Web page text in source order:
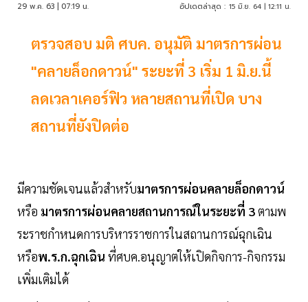
29 พ.ค. 63 | 07:19 น. อัปเดตล่าสุด : 15 มิ.ย. 64 | 12:11 น.
ตรวจสอบ มติ ศบค. อนุมัติ มาตรการผ่อน
"คลายล็อกดาวน์" ระยะที่ 3 เริ่ม 1 มิ.ย.นี้
ลดเวลาเคอร์ฟิว หลายสถานที่เปิด บาง
สถานที่ยังปิดต่อ
มีความชัดเจนแล้วสำหรับมาตรการผ่อนคลายล็อกดาวน์
หรือ มาตรการผ่อนคลายสถานการณ์ในระยะที่ 3ตามพ
ระราชกำหนดการบริหารราชการในสถานการณ์ฉุกเฉิน
หรือพ.ร.ก.ฉุกเฉิน ที่ศบค.อนุญาตให้เปิดกิจการ-กิจกรรม
เพิ่มเติมได้